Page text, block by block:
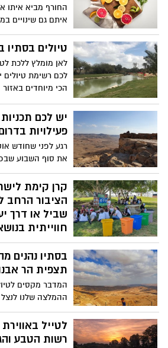
החורף מביא איתו
איתם גם שינויים
במשקל. הנה כמה
בסוף הכתבה
טיולים בסתיו
לאן מומלץ ללכת
לכם רשימת טיולים
הכי מיוחדים
יש לכם
פעילויות
רגע לפני שחודש
את סוף השבוע
המשפחה ברחבי
ואטרקציות. תוכלו
לקחת חלק בסיורים
בהופעות והצגות
ההנחיות!
קרן קימת
הציבור הרחב
שביל או דרך
חווייתית
קרן קימת לישראל
שבוע של
הסביבה וניקיון
מוזמן לקחת חלק
שביל או דרך יער,
באוקטובר,
יכללו סדנאות
בסתיו נהנים
תצפית הר
המדבר מקסים
ההמלצה שלנו
לנסוע דרומה אל
המכתש הגדול.
קצרה או שאפשר
לטייל
רשות הטבע